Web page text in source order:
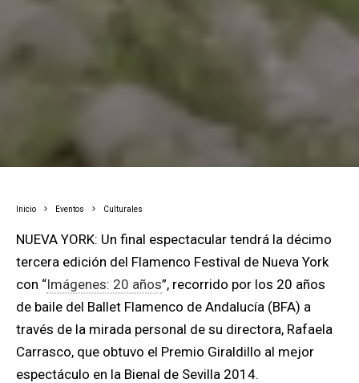
Inicio Eventos Culturales
NUEVA YORK: Un final espectacular tendrá la décimo
tercera edición del Flamenco Festival de Nueva York
con “Imágenes: 20 años”, recorrido por los 20 años
de baile del Ballet Flamenco de Andalucía (BFA) a
través de la mirada personal de su directora, Rafaela
Carrasco, que obtuvo el Premio Giraldillo al mejor
espectáculo en la Bienal de Sevilla 2014.